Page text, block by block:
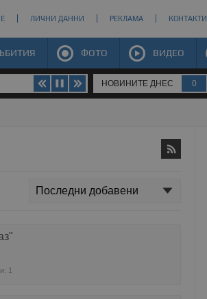
ЛИЧНИ ДАННИ РЕКЛАМА КОНТАКТИ
ФОТО ВИДЕО
НОВИНИТЕ ДНЕС 0
1